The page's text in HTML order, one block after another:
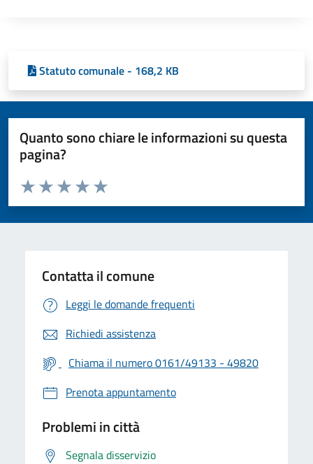
Statuto comunale - 168,2 KB
Quanto sono chiare le informazioni su questa
pagina?
Valuta da 1 a 5 stelle la pagina
Valuta 5 stelle su 5
Valuta 4 stelle su 5
Valuta 3 stelle su 5
Valuta 2 stelle su 5
Valuta 1 stelle su 5
Contatta il comune
Leggi le domande frequenti
Richiedi assistenza
Chiama il numero 0161/49133 - 49820
Prenota appuntamento
Problemi in città
Segnala disservizio